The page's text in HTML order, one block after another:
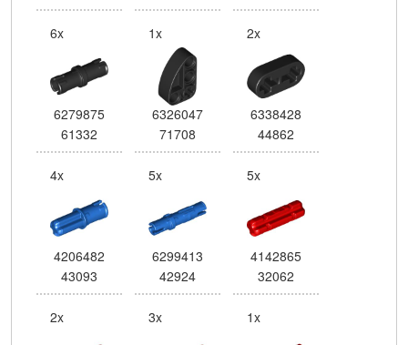
6x
6279875
61332
1x
6326047
71708
2x
6338428
44862
4x
4206482
43093
5x
6299413
42924
5x
4142865
32062
2x 3x 1x